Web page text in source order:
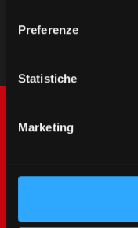
Preferenze
Statistiche
Marketing